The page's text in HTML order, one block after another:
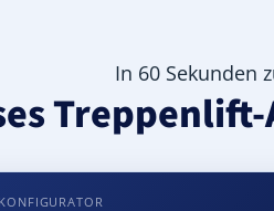
In 60 Sekunden